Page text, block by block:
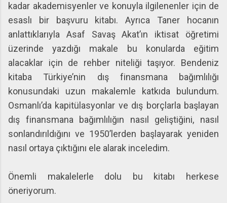
kadar akademisyenler ve konuyla ilgilenenler için de
esaslı bir başvuru kitabı. Ayrıca Taner hocanın
anlattıklarıyla Asaf Savaş Akat’ın iktisat öğretimi
üzerinde yazdığı makale bu konularda eğitim
alacaklar için de rehber niteliği taşıyor. Bendeniz
kitaba Türkiye’nin dış finansmana bağımlılığı
konusundaki uzun makalemle katkıda bulundum.
Osmanlı’da kapitülasyonlar ve dış borçlarla başlayan
dış finansmana bağımlılığın nasıl geliştiğini, nasıl
sonlandırıldığını ve 1950’lerden başlayarak yeniden
nasıl ortaya çıktığını ele alarak inceledim.
Önemli makalelerle dolu bu kitabı herkese
öneriyorum.